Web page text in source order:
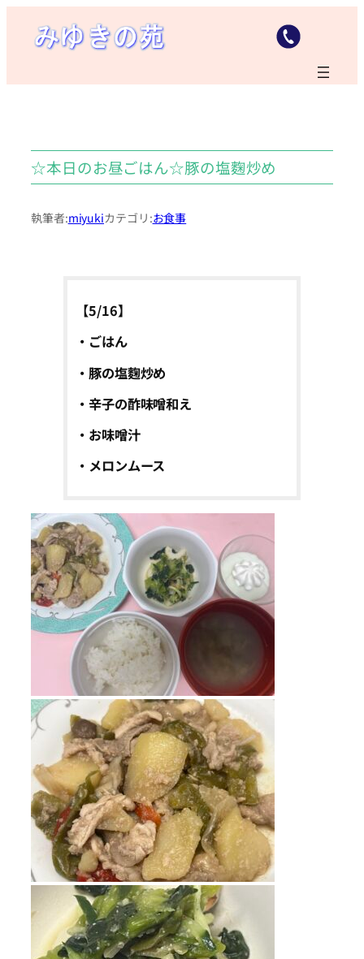
キ
☆本日のお昼ごはん☆豚の塩麴炒め
執筆者:miyukiカテゴリ:お食事
【5/16】
・ごはん
・豚の塩麴炒め
・辛子の酢味噌和え
・お味噌汁
・メロンムース